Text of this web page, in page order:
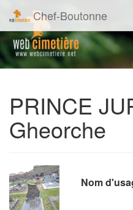
Chef-Boutonne
PRINCE
Gheorche
Nom